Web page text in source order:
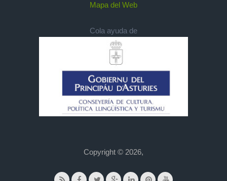
Mapa del Web
Cola ayuda de
Copyright © 2026,